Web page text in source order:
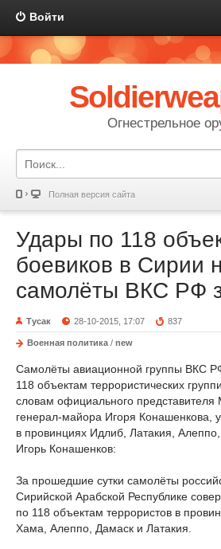
Войти
Огнестрельное
Полная версия сайта
Удары по 118
боевиков в Сирии
самолёты ВКС РФ
Тусак 28-10-2015, 17:07 837
Военная политика / new
Самолёты авиационной группы ВКС
118 объектам террористических
словам официального
генерал-майора Игоря Конашенкова,
в провинциях Идлиб, Латакия,
Игорь Конашенков:
За прошедшие сутки самолёты
Сирийской Арабской Республике
по 118 объектам террористов в
Хама, Алеппо, Дамаск и Латакия.